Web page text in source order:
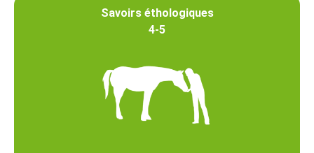
Savoirs éthologiques
4-5